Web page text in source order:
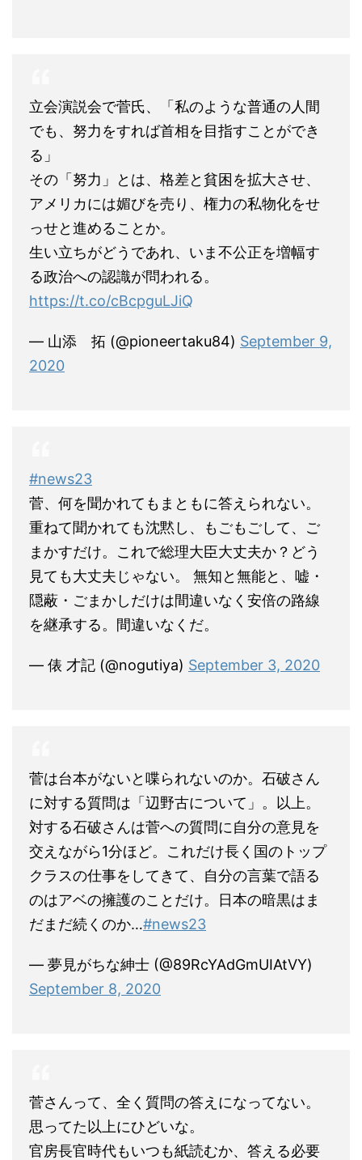
立会演説会で菅氏、「私のような普通の人間
でも、努力をすれば首相を目指すことができ
る」
その「努力」とは、格差と貧困を拡大させ、
アメリカには媚びを売り、権力の私物化をせ
っせと進めることか。
生い立ちがどうであれ、いま不公正を増幅す
る政治への認識が問われる。
https://t.co/cBcpguLJiQ
— 山添 拓 (@pioneertaku84) September 9,
2020
#news23
菅、何を聞かれてもまともに答えられない。
重ねて聞かれても沈黙し、もごもごして、ご
まかすだけ。これで総理大臣大丈夫か？どう
見ても大丈夫じゃない。 無知と無能と、嘘・
隠蔽・ごまかしだけは間違いなく安倍の路線
を継承する。間違いなくだ。
— 俵 才記 (@nogutiya) September 3, 2020
菅は台本がないと喋られないのか。石破さん
に対する質問は「辺野古について」。以上。
対する石破さんは菅への質問に自分の意見を
交えながら1分ほど。これだけ長く国のトップ
クラスの仕事をしてきて、自分の言葉で語る
のはアベの擁護のことだけ。日本の暗黒はま
だまだ続くのか…#news23
— 夢見がちな紳士 (@89RcYAdGmUIAtVY)
September 8, 2020
菅さんって、全く質問の答えになってない。
思ってた以上にひどいな。
官房長官時代もいつも紙読むか、答える必要